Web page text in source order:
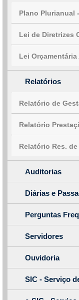
Plano Plurianual
Lei de Diretrizes
Lei
Relatórios
Relatório de
Relatório
Relatório Res.
Auditorias
Diárias e
Perguntas
Servidores
Ouvidoria
SIC - Serviço